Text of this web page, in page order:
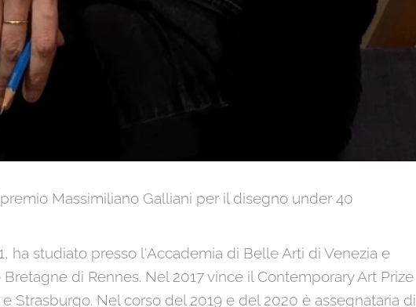
Massimiliano Galliani per il disegno under 40
ha studiato presso l'Accademia di Belle Arti di Venezia e
di Rennes. Nel 2017 vince il Contemporary Art Prize
Strasburgo. Nel corso del 2019 e del 2020 è assegnataria di